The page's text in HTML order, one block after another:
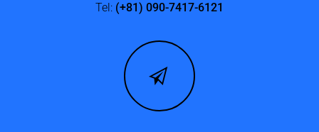
Tel: (+81) 090-7417-6121